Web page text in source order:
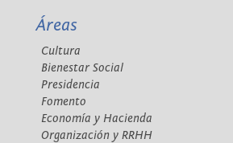
Áreas
Cultura
Bienestar Social
Presidencia
Fomento
Economía y Hacienda
Organización y RRHH